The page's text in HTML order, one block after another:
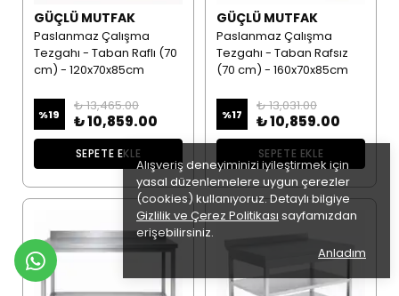
Alışveriş deneyiminizi iyileştirmek için
yasal düzenlemelere uygun çerezler
(cookies) kullanıyoruz. Detaylı bilgiye
Gizlilik ve Çerez Politikası sayfamızdan
erişebilirsiniz.
Anladım
GÜÇLÜ MUTFAK
Paslanmaz Çalışma
Tezgahı - Taban Raflı (70
cm) - 120x70x85cm
%19
₺ 13,465.00
₺ 10,859.00
SEPETE EKLE
GÜÇLÜ MUTFAK
Paslanmaz Çalışma
Tezgahı - Taban Rafsız
(70 cm) - 160x70x85cm
%17
₺ 13,031.00
₺ 10,859.00
SEPETE EKLE